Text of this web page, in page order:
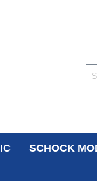
SCHOCK